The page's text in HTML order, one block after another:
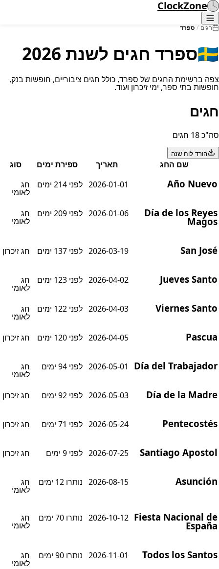
ClockZone
חגים / ספרד
ספרד חגים לשנת 2026
ברשימת החגים של ספרד, כולל חגים ציבוריים, חופשות בנק,
בתי ספר, ימי זיכרון ועוד.
18 חגים
הורד לוח שנה
שם החג תאריך ספירת ימים סוג
Año
2026-01-01 לפני 214 ימים חג
לאומי
Día de los
2026-01-06 לפני 209 ימים חג
לאומי
San
2026-03-19 לפני 137 ימים חג זיכרון
Jueves
2026-04-02 לפני 123 ימים חג
לאומי
Viernes
2026-04-03 לפני 122 ימים חג
לאומי
2026-04-05 לפני 120 ימים חג זיכרון
Día del
2026-05-01 לפני 94 ימים חג
לאומי
Día de la
2026-05-03 לפני 92 ימים חג זיכרון
2026-05-24 לפני 71 ימים חג זיכרון
Santiago
2026-07-25 לפני 9 ימים חג זיכרון
2026-08-15 נותרו 12 ימים חג
לאומי
Fiesta Nacional
2026-10-12 נותרו 70 ימים חג
לאומי
Todos los
2026-11-01 נותרו 90 ימים חג
לאומי